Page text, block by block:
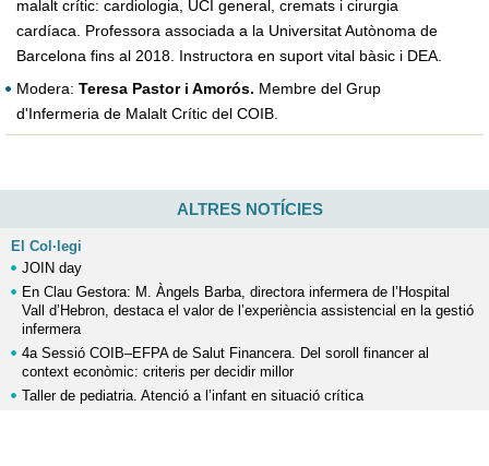
malalt crític: cardiologia, UCI general, cremats i cirurgia
cardíaca. Professora associada a la Universitat Autònoma de
Barcelona fins al 2018. Instructora en suport vital bàsic i DEA.
Modera: Teresa Pastor i Amorós. Membre del Grup
d'Infermeria de Malalt Crític del COIB.
ALTRES NOTÍCIES
El Col·legi
JOIN day
En Clau Gestora: M. Àngels Barba, directora infermera de l’Hospital
Vall d’Hebron, destaca el valor de l’experiència assistencial en la gestió
infermera
4a Sessió COIB–EFPA de Salut Financera. Del soroll financer al
context econòmic: criteris per decidir millor
Taller de pediatria. Atenció a l’infant en situació crítica